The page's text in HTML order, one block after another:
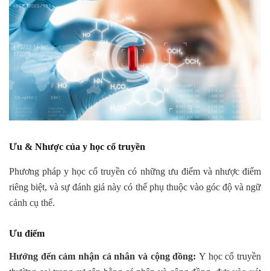
Ưu & Nhược của y học cổ truyền
Phương pháp y học cổ truyền có những ưu điểm và nhược điểm
riêng biệt, và sự đánh giá này có thể phụ thuộc vào góc độ và ngữ
cảnh cụ thể.
Ưu điểm
Hướng đến cảm nhận cá nhân và cộng đồng: Y học cổ truyền